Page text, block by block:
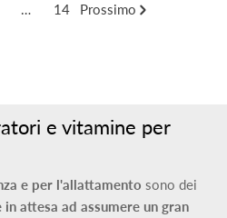
… 14 Prossimo
e vitamine per
e per l'allattamento sono dei
attesa ad assumere un gran